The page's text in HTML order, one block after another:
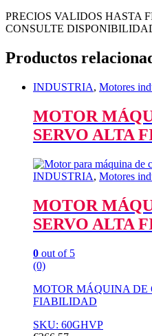
PRECIOS VALIDOS HASTA
CONSULTE
Productos
INDUSTRIA, Motores
MOTOR
SERVO ALTA
INDUSTRIA, Motores
MOTOR
SERVO ALTA
0 out of 5
(0)
MOTOR MÁQUINA DE
FIABILIDAD
SKU: 60GHVP